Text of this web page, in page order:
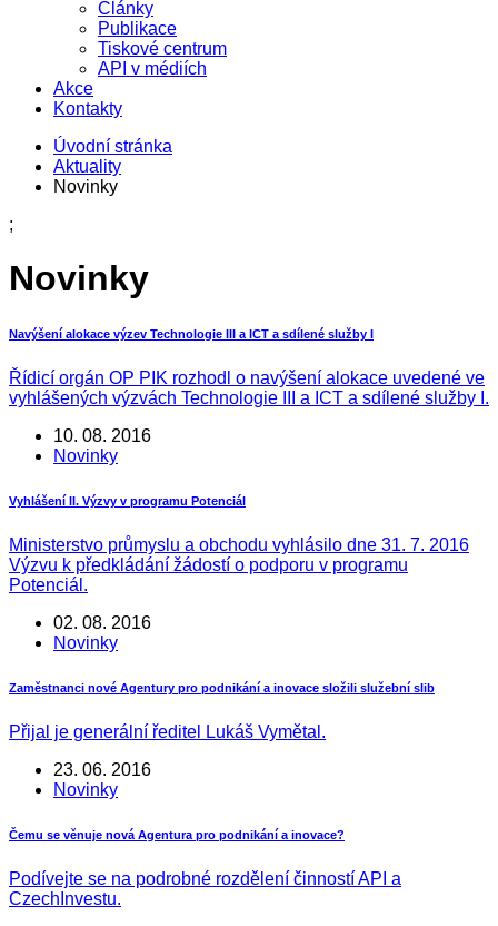
Články
Publikace
Tiskové centrum
API v médiích
Akce
Kontakty
Úvodní stránka
Aktuality
Novinky
;
Novinky
Navýšení alokace výzev Technologie III a ICT a sdílené služby I
Řídicí orgán OP PIK rozhodl o navýšení alokace uvedené ve
vyhlášených výzvách Technologie III a ICT a sdílené služby I.
10. 08. 2016
Novinky
Vyhlášení II. Výzvy v programu Potenciál
Ministerstvo průmyslu a obchodu vyhlásilo dne 31. 7. 2016
Výzvu k předkládání žádostí o podporu v programu
Potenciál.
02. 08. 2016
Novinky
Zaměstnanci nové Agentury pro podnikání a inovace složili služební slib
Přijal je generální ředitel Lukáš Vymětal.
23. 06. 2016
Novinky
Čemu se věnuje nová Agentura pro podnikání a inovace?
Podívejte se na podrobné rozdělení činností API a
CzechInvestu.